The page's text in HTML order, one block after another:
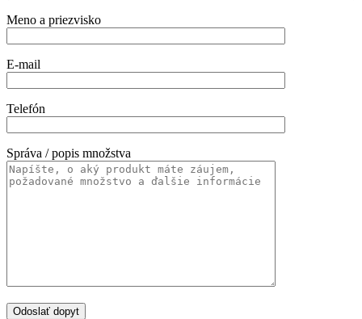
Meno a priezvisko
E-mail
Telefón
Správa / popis množstva